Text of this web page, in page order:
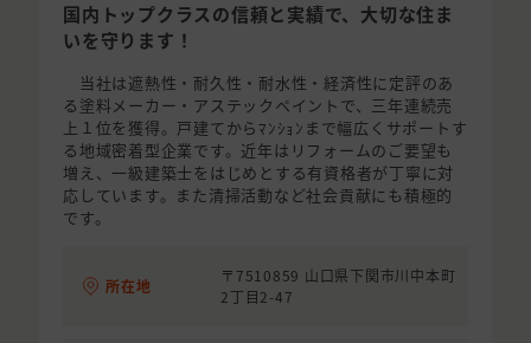
国内トップクラスの信頼と実績で、大切な住ま
いを守ります！
当社は遮熱性・耐久性・耐水性・経済性に定評のあ
る塗料メーカー・アステックペイントで、三年連続売
上１位を獲得。戸建てからﾏﾝｼｮﾝまで幅広くサポートす
る地域密着型企業です。近年はリフォームのご要望も
増え、一級建築士をはじめとする有資格者が丁寧に対
応しています。また清掃活動など社会貢献にも積極的
です。
所在地
〒7510859 山口県下関市川中本町
2丁目2-47